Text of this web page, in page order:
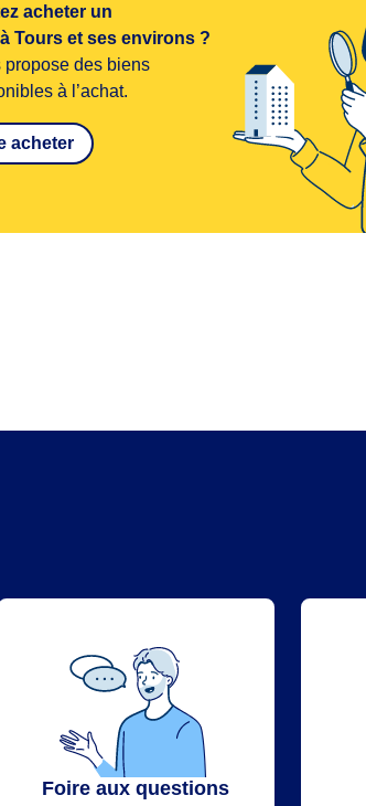
acheter un
Tours et ses environs ?
propose des biens
à l’achat.
acheter
Foire aux questions